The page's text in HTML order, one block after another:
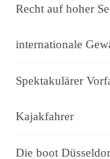
Recht auf hoher
internationale
Spektakulärer
Kajakfahrer
Die boot